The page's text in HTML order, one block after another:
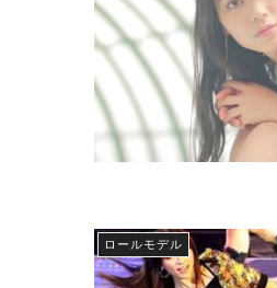
ロールモデル